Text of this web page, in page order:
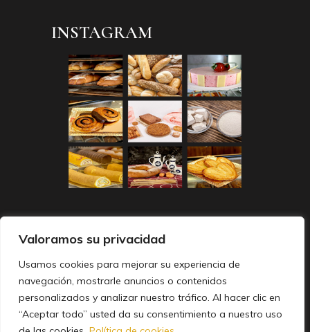
Valoramos su privacidad
Usamos cookies para mejorar su experiencia de
navegación, mostrarle anuncios o contenidos
personalizados y analizar nuestro tráfico. Al hacer clic en
“Aceptar todo” usted da su consentimiento a nuestro uso
INSTAGRAM
FACEBOOK INSTAGRAM
TWITTER